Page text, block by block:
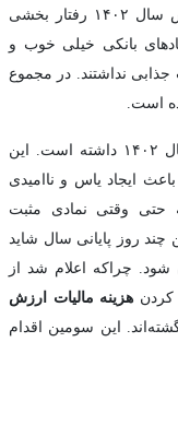
به گزارش اقتصادکوشان به نقل از بازار، بورس سال ۱۴۰۲ رفتار بخشی
بانکی خیلی خوب و
جذابی نداشتند. در مجموع
است.
بورس نسبت به همه بازارها بازده بدتری در سال ۱۴۰۲ داشته است. این
ایجاد یاس و ناامیدی
وقتی نمادی مثبت
روز پایانی سال شاید
چراکه اعلام شد از
کردن هزینه مالیات ارزش
این سومین اقدام